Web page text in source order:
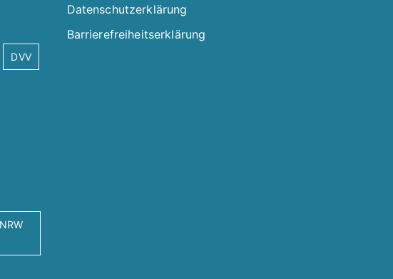
DVV
Datenschutzerklärung
Barrierefreiheitserklärung